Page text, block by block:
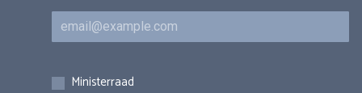
E-mail
Inschrijvingen
Ministerraad